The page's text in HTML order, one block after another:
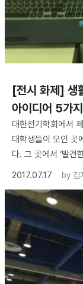
[전시 화제] 생
아이디어 5가
대한전기학회에서
대학생들이 모인 곳
다. 그 곳에서 ‘발견
2017.07.17
by 김